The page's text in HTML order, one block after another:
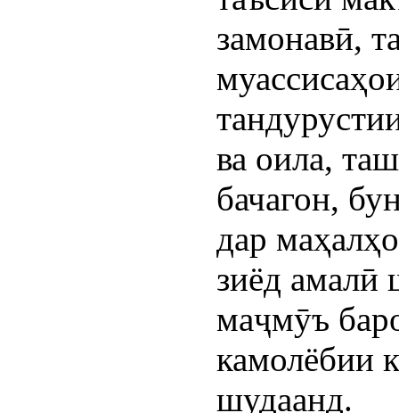
замонавӣ,
ва оила,
бачагон,
дар
зиёд амалӣ
маҷмӯъ
камолёбии
шудаанд.